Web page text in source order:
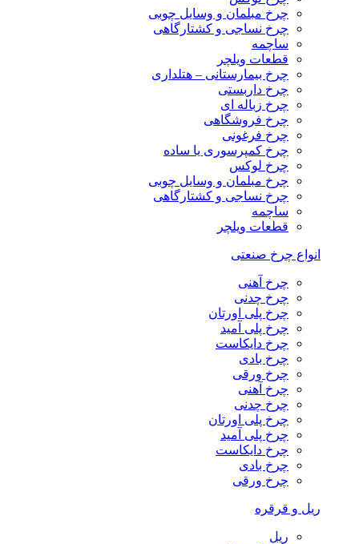
چرخ مبلمان و وسایل چوبی
چرخ نساجی و کشتارگاهی
ساچمه
قطعات ویلچر
چرخ بیمارستانی – هتلداری
چرخ داربستی
چرخ زباله ای
چرخ فروشگاهی
چرخ فرغونی
چرخ کمپرسوری یا ساده
چرخ لوکس
چرخ مبلمان و وسایل چوبی
چرخ نساجی و کشتارگاهی
ساچمه
قطعات ویلچر
انواع چرخ صنعتی
چرخ آهنی
چرخ چدنی
چرخ پلی اورتان
چرخ پلی آمید
چرخ دایکاست
چرخ بادی
چرخ ورقی
چرخ آهنی
چرخ چدنی
چرخ پلی اورتان
چرخ پلی آمید
چرخ دایکاست
چرخ بادی
چرخ ورقی
ریل و قرقره
ریل